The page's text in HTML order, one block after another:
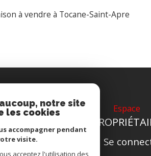
à vendre à Tocane-Saint-Apre
Espace
Se
notre site
les cookies
accompagner pendant
visite.
acceptez l'utilisation des